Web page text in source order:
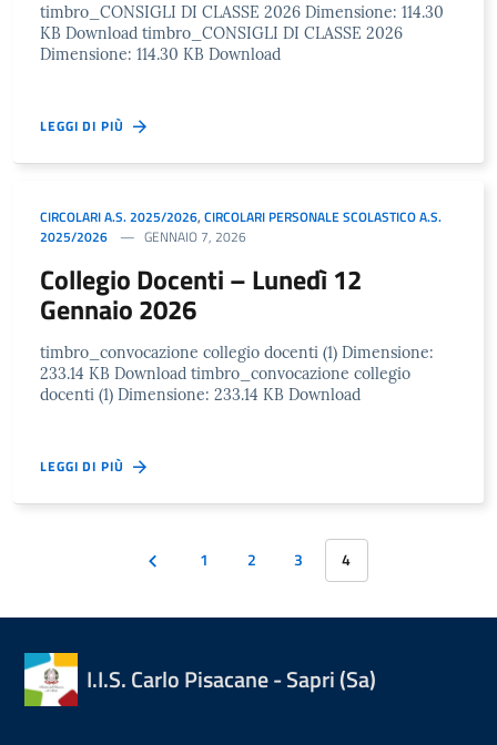
timbro_CONSIGLI DI CLASSE 2026 Dimensione: 114.30
KB Download timbro_CONSIGLI DI CLASSE 2026
Dimensione: 114.30 KB Download
LEGGI DI PIÙ
CIRCOLARI A.S. 2025/2026, CIRCOLARI PERSONALE SCOLASTICO A.S.
2025/2026
GENNAIO 7, 2026
Collegio Docenti – Lunedì 12
Gennaio 2026
timbro_convocazione collegio docenti (1) Dimensione:
233.14 KB Download timbro_convocazione collegio
docenti (1) Dimensione: 233.14 KB Download
LEGGI DI PIÙ
1 2 3 4
I.I.S. Carlo Pisacane - Sapri (Sa)